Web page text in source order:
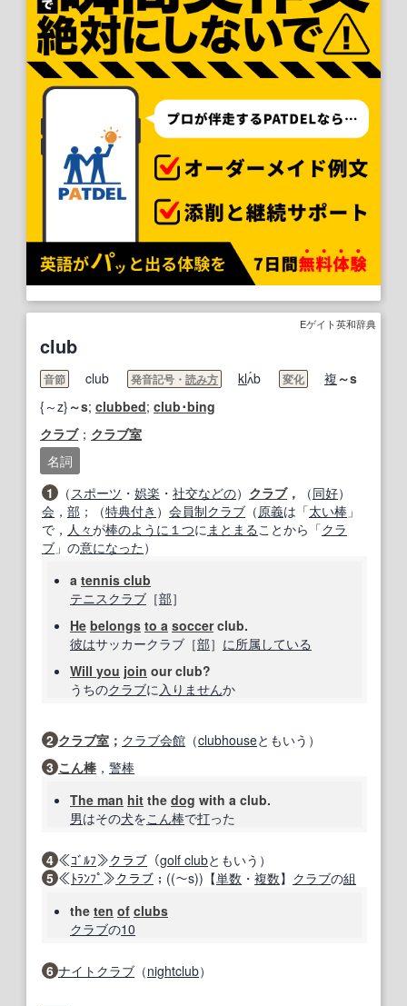
Eゲイト英和辞典
club
音節 club 発音記号・ 読み方 klʌ́b 変化 複 ～s
{～z} ～s; clubbed; club･bing
クラブ； クラブ室
名詞
1
（スポーツ ・ 娯楽 ・ 社交などの） クラブ， （同好）
会 ， 部 ；（特典付き ） 会員制クラブ （原義は「太い棒 」
で， 人々が棒のように １つにまとまることから「クラ
ブ 」の意になった）
a tennis club
テニスクラブ ［部］
He belongs to a soccerclub.
彼はサッカークラブ［部］ に所属している
Will you join our club?
うちのクラブに入り ませんか
2 クラブ室 ； クラブ会館 （clubhouseともいう）
3 こん棒 ， 警棒
The man hit the dog with a club.
男はその犬をこん棒で打った
4 ≪ｺﾞﾙﾌ≫クラブ （golf clubともいう）
5 ≪ﾄﾗﾝﾌﾟ ≫クラブ ；((～s))【単数 ・ 複数】 クラブの組
the ten of clubs
クラブの10
6 ナイトクラブ （nightclub）